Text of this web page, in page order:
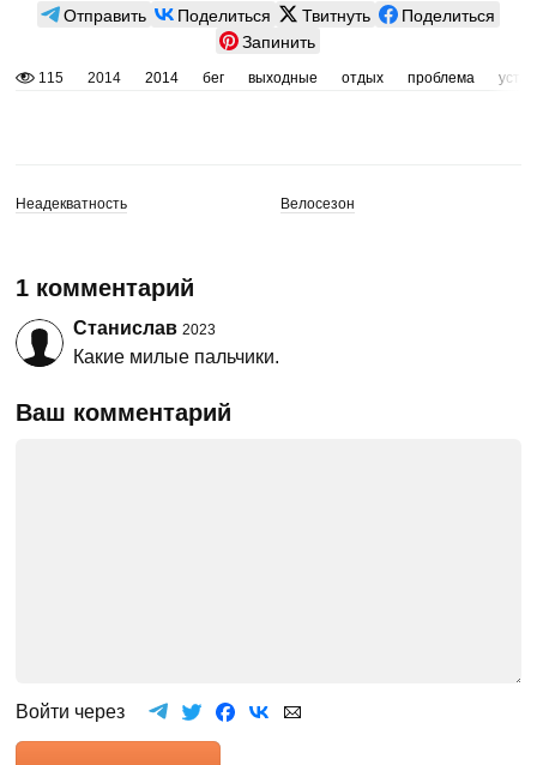
Отправить Поделиться Твитнуть
Поделиться
Запинить
115 2014 2014 бег выходные отдых проблема
Неадекватность Велосезон
1 комментарий
Станислав 2023
Какие милые пальчики.
Ваш комментарий
Войти через